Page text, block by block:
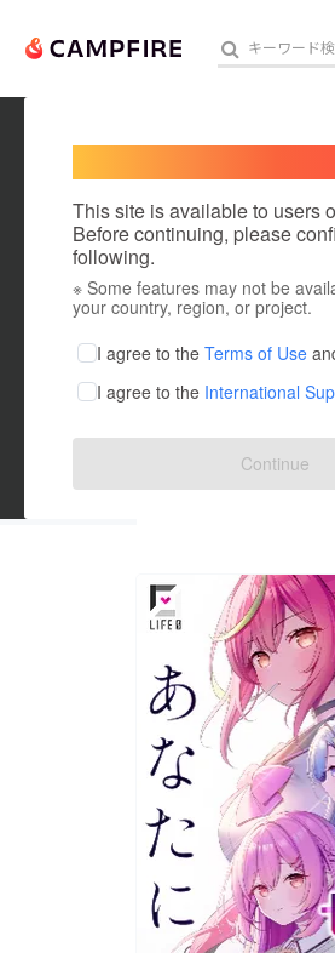
人気のプ
アート
テクノ
映像・
ビジネ
まちづ
This site is available to users
Before continuing, please
following.
※ Some features may not be
your country, region, or project.
I agree to the Terms of Use
I agree to the International
Continue